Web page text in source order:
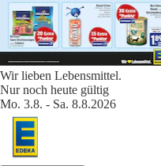
Wir lieben Lebensmittel.
Nur noch heute gültig
Mo. 3.8. - Sa. 8.8.2026